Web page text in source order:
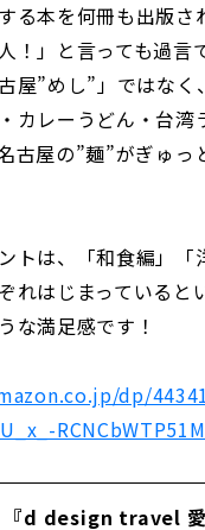
る本を何冊も出版さ
！」と言っても過言
屋”めし”」ではなく
カレーうどん・台湾
古屋の”麺”がぎゅっ
トは、「和食編」「
れはじまっていると
な満足感です！
dp/
d design travel 愛